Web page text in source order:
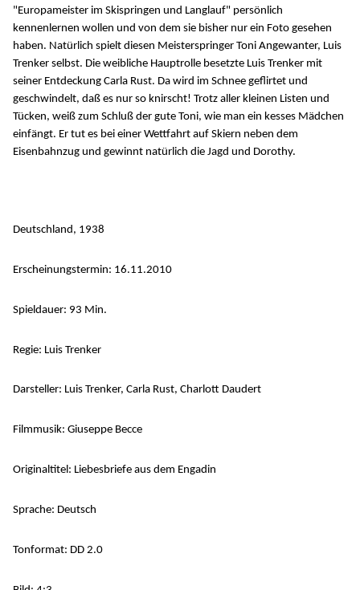
"Europameister im Skispringen und Langlauf" persönlich
kennenlernen wollen und von dem sie bisher nur ein Foto gesehen
haben. Natürlich spielt diesen Meisterspringer Toni Angewanter, Luis
Trenker selbst. Die weibliche Hauptrolle besetzte Luis Trenker mit
seiner Entdeckung Carla Rust. Da wird im Schnee geflirtet und
geschwindelt, daß es nur so knirscht! Trotz aller kleinen Listen und
Tücken, weiß zum Schluß der gute Toni, wie man ein kesses Mädchen
einfängt. Er tut es bei einer Wettfahrt auf Skiern neben dem
Eisenbahnzug und gewinnt natürlich die Jagd und Dorothy.
Deutschland, 1938
Erscheinungstermin: 16.11.2010
Spieldauer: 93 Min.
Regie: Luis Trenker
Darsteller: Luis Trenker, Carla Rust, Charlott Daudert
Filmmusik: Giuseppe Becce
Originaltitel: Liebesbriefe aus dem Engadin
Sprache: Deutsch
Tonformat: DD 2.0